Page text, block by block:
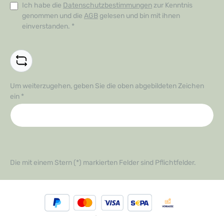
Ich habe die Datenschutzbestimmungen zur Kenntnis
genommen und die AGB gelesen und bin mit ihnen
einverstanden. *
Um weiterzugehen, geben Sie die oben abgebildeten Zeichen
ein *
Die mit einem Stern (*) markierten Felder sind Pflichtfelder.